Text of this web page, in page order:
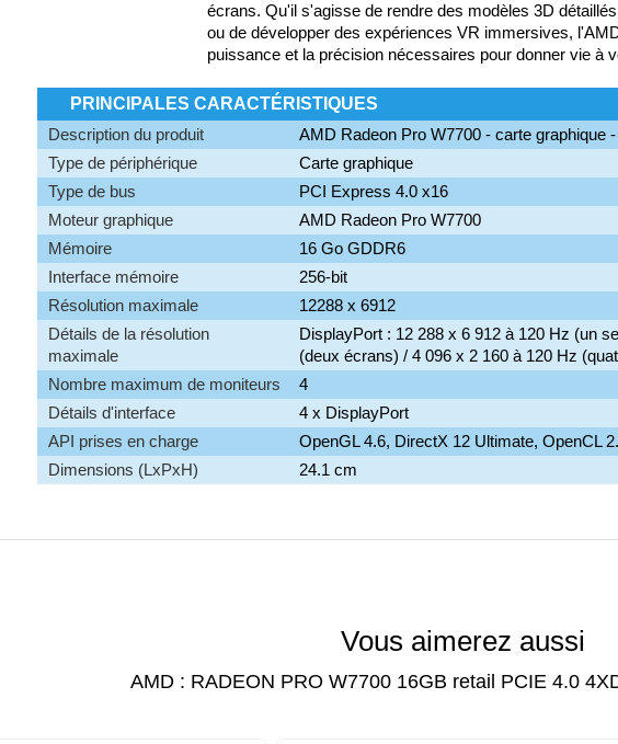
écrans. Qu'il s'agisse de rendre des modèles 3D
ou de développer des expériences VR immersives,
puissance et la précision nécessaires pour donner vie à
PRINCIPALES CARACTÉRISTIQUES
Description du produit
AMD Radeon Pro W7700 - carte graphique
Type de périphérique
Carte graphique
Type de bus
PCI Express 4.0 x16
Moteur graphique
AMD Radeon Pro W7700
Mémoire
16 Go GDDR6
Interface mémoire
256-bit
Résolution maximale
12288 x 6912
Détails de la résolution
maximale
DisplayPort : 12 288 x 6 912 à 120 Hz (un
(deux écrans) / 4 096 x 2 160 à 120 Hz
Nombre maximum de moniteurs
4
Détails d'interface
4 x DisplayPort
API prises en charge
OpenGL 4.6, DirectX 12 Ultimate, OpenCL
Dimensions (LxPxH)
24.1 cm
Vous aimerez aussi
AMD : RADEON PRO W7700 16GB retail PCIE 4.0